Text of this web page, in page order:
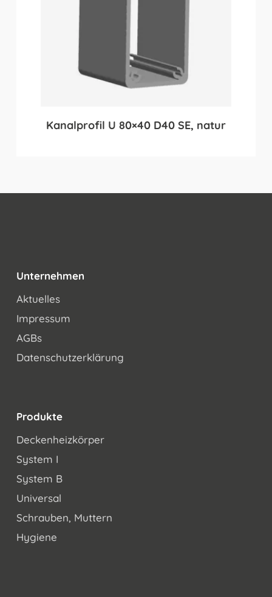
Kanalprofil U 80×40 D40 SE, natur
Unternehmen
Aktuelles
Impressum
AGBs
Datenschutzerklärung
Produkte
Deckenheizkörper
System I
System B
Universal
Schrauben, Muttern
Hygiene